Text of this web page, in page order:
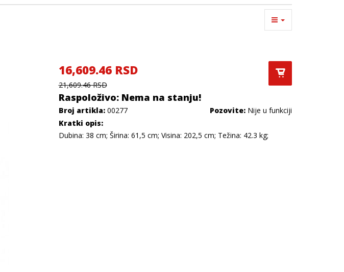
16,609.46 RSD
21,609.46 RSD
Raspoloživo: Nema na stanju!
Broj artikla:00277 Pozovite: Nije u funkciji
Kratki opis:
Dubina: 38 cm; Širina: 61,5 cm; Visina: 202,5 cm; Težina: 42.3 kg;